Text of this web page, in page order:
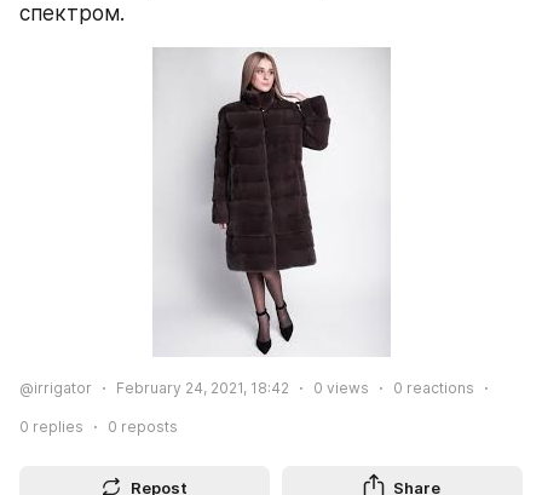
спектром.
@irrigator February 24, 2021, 18:42 0 views 0 reactions
0 replies 0 reposts
Repost Share